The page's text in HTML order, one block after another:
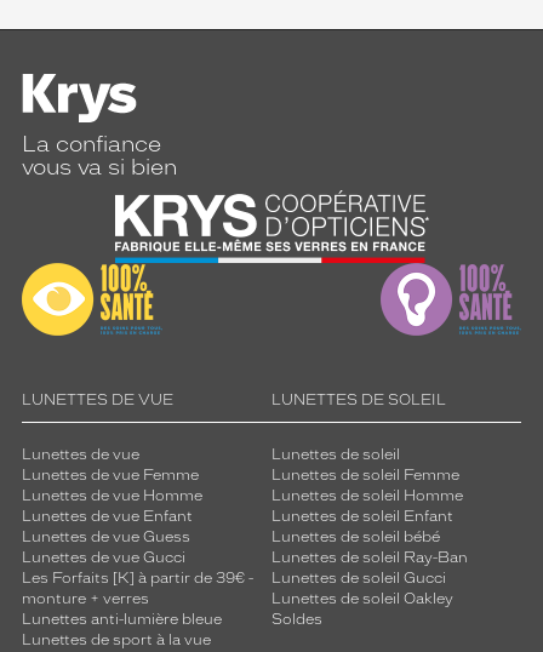
La confiance
vous va si bien
LUNETTES DE VUE
Lunettes de vue
Lunettes de vue Femme
Lunettes de vue Homme
Lunettes de vue Enfant
Lunettes de vue Guess
Lunettes de vue Gucci
Les Forfaits [K] à partir de 39€ -
monture + verres
Lunettes anti-lumière bleue
Lunettes de sport à la vue
LUNETTES DE SOLEIL
Lunettes de soleil
Lunettes de soleil Femme
Lunettes de soleil Homme
Lunettes de soleil Enfant
Lunettes de soleil bébé
Lunettes de soleil Ray-Ban
Lunettes de soleil Gucci
Lunettes de soleil Oakley
Soldes